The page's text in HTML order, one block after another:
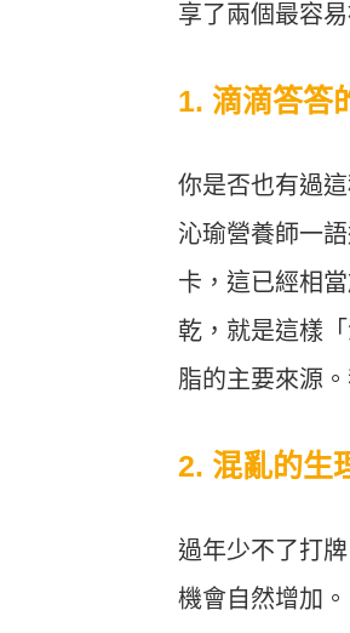
享了兩個最容
1. 滴滴答答
你是否也有過
沁瑜營養師一
卡，這已經相
乾，就是這樣
脂的主要來源
2. 混亂的生
過年少不了打
機會自然增加
務！賦優適能共同創辦人